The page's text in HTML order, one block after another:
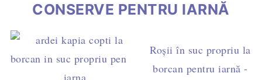
CONSERVE PENTRU IARNĂ
Roșii în suc propriu la
borcan pentru iarnă -